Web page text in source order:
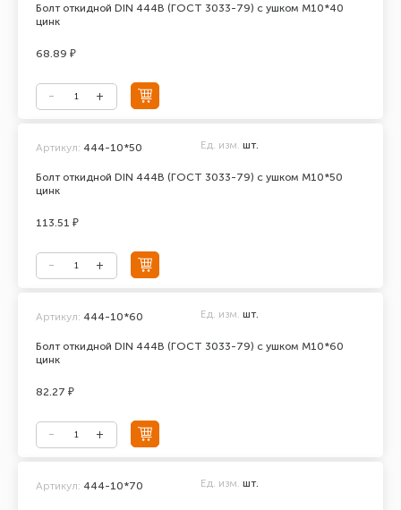
Болт откидной DIN 444В (ГОСТ 3033-79) с ушком М10*40
цинк
68.89 ₽
Болт откидной DIN 444В (ГОСТ 3033-79) с ушком М10*50
цинк
Артикул: 444-10*50 Ед. изм. шт.
113.51 ₽
Болт откидной DIN 444В (ГОСТ 3033-79) с ушком М10*60
цинк
Артикул: 444-10*60 Ед. изм. шт.
82.27 ₽
Артикул: 444-10*70 Ед. изм. шт.